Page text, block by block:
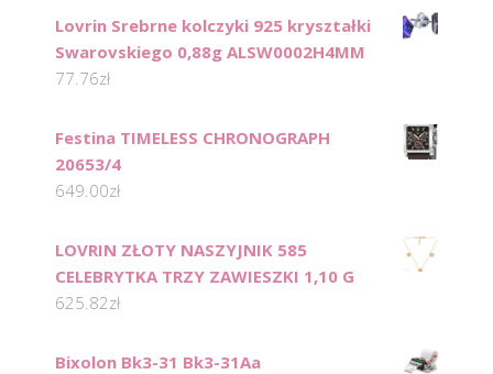
Lovrin Srebrne kolczyki 925 kryształki
Swarovskiego 0,88g ALSW0002H4MM
77.76zł
Festina TIMELESS CHRONOGRAPH
20653/4
649.00zł
LOVRIN ZŁOTY NASZYJNIK 585
CELEBRYTKA TRZY ZAWIESZKI 1,10 G
625.82zł
Bixolon Bk3-31 Bk3-31Aa